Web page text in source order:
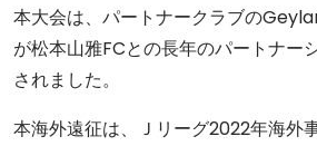
本大会は、パートナークラブの
が松本山雅FCとの長年のパートナー
されました。
本海外遠征は、Ｊリーグ2022年海外